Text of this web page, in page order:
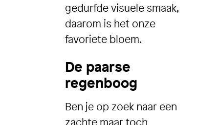
gedurfde visuele smaak,
daarom is het onze
favoriete bloem.
De paarse
regenboog
Ben je op zoek naar een
zachte maar toch